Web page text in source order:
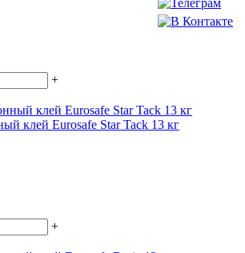
+
клей Eurosafe Star Tack 13 кг
+